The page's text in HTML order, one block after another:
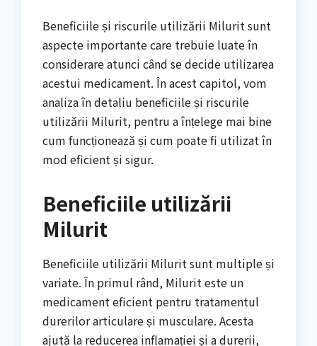
Beneficiile și riscurile utilizării Milurit sunt
aspecte importante care trebuie luate în
considerare atunci când se decide utilizarea
acestui medicament. În acest capitol, vom
analiza în detaliu beneficiile și riscurile
utilizării Milurit, pentru a înțelege mai bine
cum funcționează și cum poate fi utilizat în
mod eficient și sigur.
Beneficiile utilizării
Milurit
Beneficiile utilizării Milurit sunt multiple și
variate. În primul rând, Milurit este un
medicament eficient pentru tratamentul
durerilor articulare și musculare. Acesta
ajută la reducerea inflamației și a durerii,